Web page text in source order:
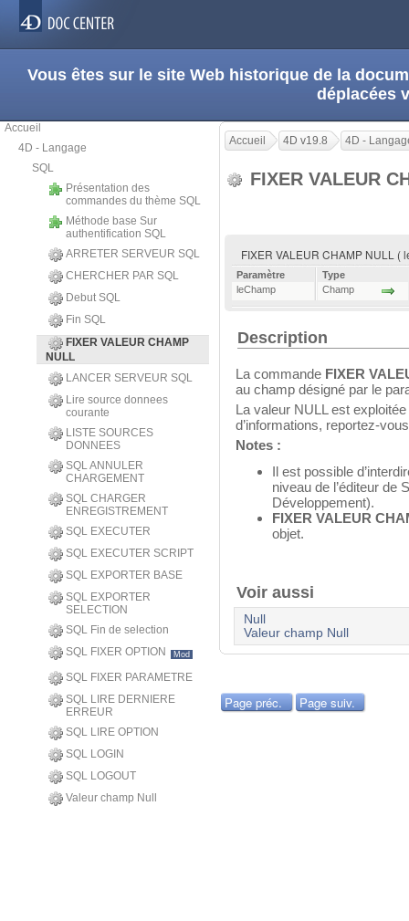
Vous êtes sur le site Web historique de la
déplacées
Accueil
4D - Langage
SQL
Présentation des
commandes du thème SQL
Méthode base Sur
authentification SQL
ARRETER SERVEUR SQL
CHERCHER PAR SQL
Debut SQL
Fin SQL
FIXER VALEUR CHAMP
NULL
LANCER SERVEUR SQL
Lire source donnees
courante
LISTE SOURCES
DONNEES
SQL ANNULER
CHARGEMENT
SQL CHARGER
ENREGISTREMENT
SQL EXECUTER
SQL EXECUTER SCRIPT
SQL EXPORTER BASE
SQL EXPORTER
SELECTION
SQL Fin de selection
SQL FIXER OPTION
Mod
SQL FIXER PARAMETRE
SQL LIRE DERNIERE
ERREUR
SQL LIRE OPTION
SQL LOGIN
SQL LOGOUT
Valeur champ Null
Accueil 4D v19.8 4D -
FIXER VALEUR
FIXER VALEUR CHAMP NULL (
Paramètre
Type
leChamp
Champ
Description
La commande FIXER
au champ désigné par le
La valeur NULL est
d’informations, reportez-
Notes :
Il est possible
niveau de l’éditeur de
Développement).
FIXER VALEUR
objet.
Voir aussi
Null
Valeur champ Null
Page préc. Page suiv.